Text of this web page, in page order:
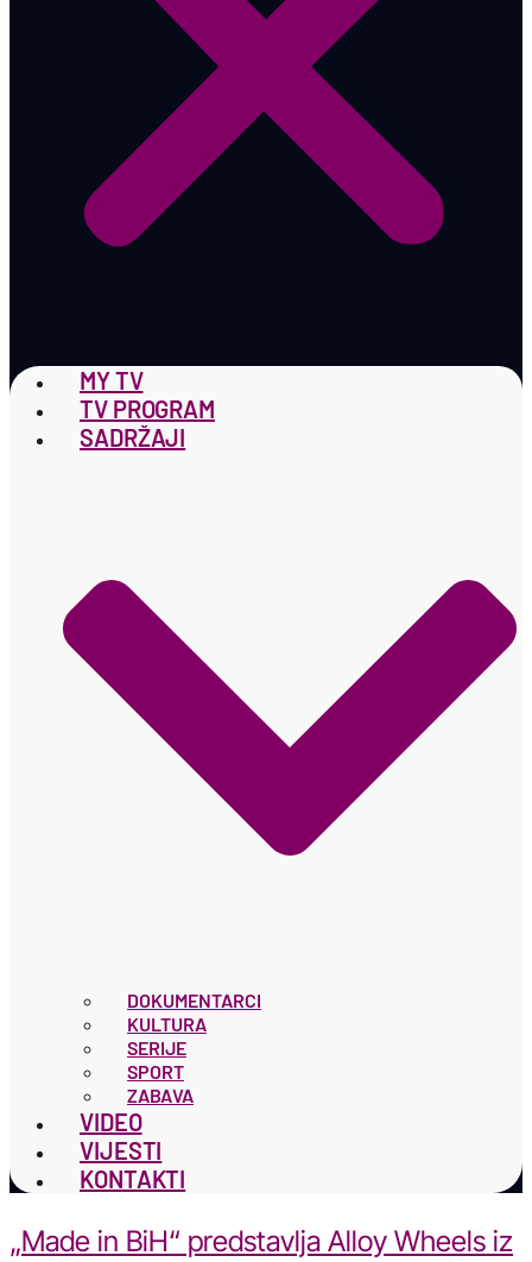
MY TV
TV PROGRAM
SADRŽAJI
DOKUMENTARCI
KULTURA
SERIJE
SPORT
ZABAVA
VIDEO
VIJESTI
KONTAKTI
„Made in BiH“ predstavlja Alloy Wheels iz